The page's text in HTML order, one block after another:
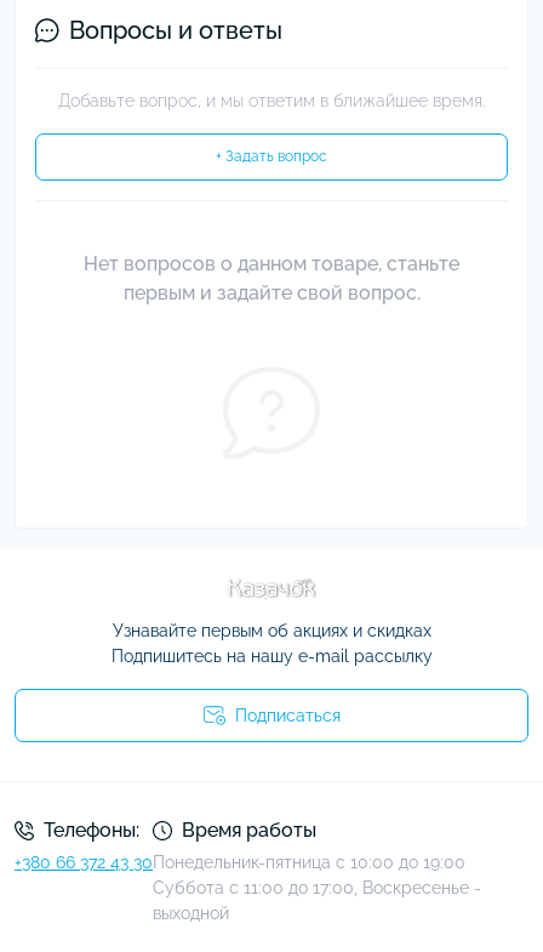
Вопросы и ответы
Добавьте вопрос, и мы ответим в ближайшее время.
+ Задать вопрос
Нет вопросов о данном товаре, станьте
первым и задайте свой вопрос.
Узнавайте первым об акциях и скидках
Подпишитесь на нашу e-mail рассылку
Подписаться
Телефоны:
+380 66 372 43 30
Время работы
Понедельник-пятница с 10:00 до 19:00
Суббота с 11:00 до 17:00, Воскресенье -
выходной